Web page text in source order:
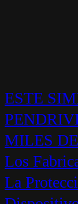
ESTE
MILES
Los
La